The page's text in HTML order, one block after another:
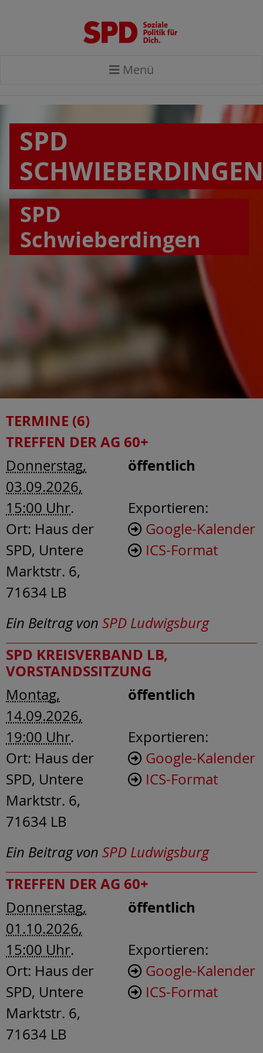
Menü
SPD
SPD
Schwieberdingen
TERMINE (6)
TREFFEN DER AG 60+
öffentlich
Exportieren:
Google-Kalender
ICS-Format
Donnerstag,
03.09.2026,
15:00 Uhr.
Ort: Haus der
SPD, Untere
Marktstr. 6,
71634 LB
Ein Beitrag von SPD Ludwigsburg
SPD KREISVERBAND LB,
VORSTANDSSITZUNG
öffentlich
Exportieren:
Google-Kalender
ICS-Format
Montag,
14.09.2026,
19:00 Uhr.
Ort: Haus der
SPD, Untere
Marktstr. 6,
71634 LB
Ein Beitrag von SPD Ludwigsburg
TREFFEN DER AG 60+
öffentlich
Exportieren:
Google-Kalender
ICS-Format
Donnerstag,
01.10.2026,
15:00 Uhr.
Ort: Haus der
SPD, Untere
Marktstr. 6,
71634 LB